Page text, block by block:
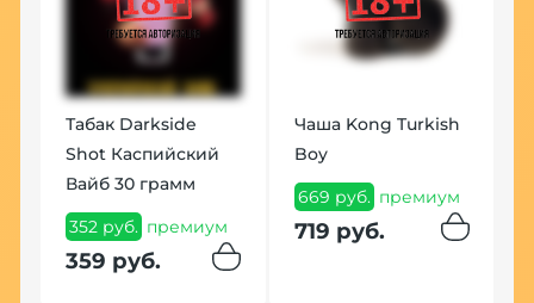
Табак Darkside
Shot Каспийский
Вайб 30 грамм
352 руб. премиум
359 руб.
Чаша Kong Turkish
Boy
669 руб. премиум
719 руб.